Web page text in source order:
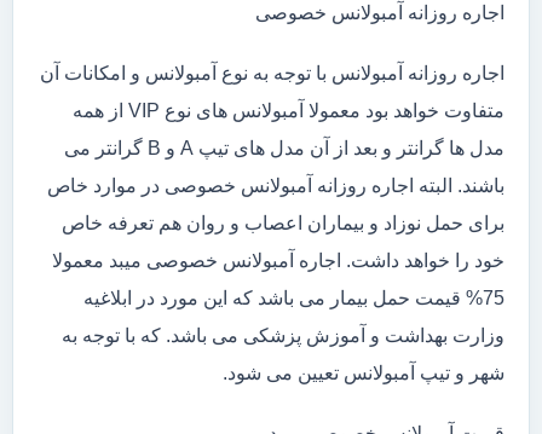
اجاره روزانه آمبولانس خصوصی
اجاره روزانه آمبولانس با توجه به نوع آمبولانس و امکانات آن
متفاوت خواهد بود معمولا آمبولانس های نوع VIP از همه
مدل ها گرانتر و بعد از آن مدل های تیپ A و B گرانتر می
باشند. البته اجاره روزانه آمبولانس خصوصی در موارد خاص
برای حمل نوزاد و بیماران اعصاب و روان هم تعرفه خاص
خود را خواهد داشت. اجاره آمبولانس خصوصی میبد معمولا
75% قیمت حمل بیمار می باشد که این مورد در ابلاغیه
وزارت بهداشت و آموزش پزشکی می باشد. که با توجه به
شهر و تیپ آمبولانس تعیین می شود.